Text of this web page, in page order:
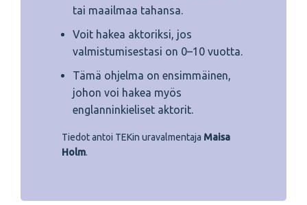
tai maailmaa tahansa.
Voit hakea aktoriksi, jos
valmistumisestasi on 0–10 vuotta.
Tämä ohjelma on ensimmäinen,
johon voi hakea myös
englanninkieliset aktorit.
Tiedot antoi TEKin uravalmentaja Maisa
Holm.